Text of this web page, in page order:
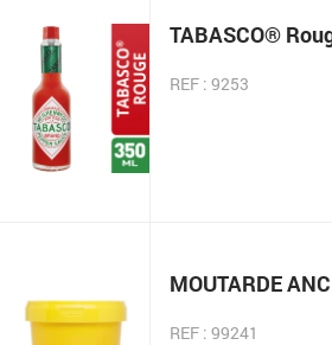
TABASCO®
REF : 9253
MOUTARDE
REF : 99241